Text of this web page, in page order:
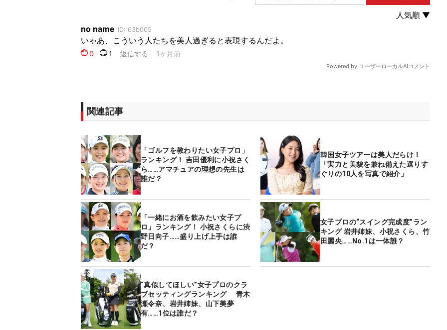
関連記事
「ゴルフを教わりたい女子プロ」
ランキング！ 吉田優利に小祝さく
ら……アマチュアの理想の先生は
誰だ？
韓国女子ツアーは美人だらけ！
「実力と美貌を兼ね備えた選りす
ぐりの10人を写真で紹介」
「一緒にお酒を飲みたい女子プ
ロ」ランキング！ 小祝さくらに渋
野日向子……盛り上げ上手は誰
だ？
女子プロの“スイング完成度”ラン
キング 岩井姉妹、小祝さくら、竹
田麗央……No.1は一体誰？
“真似してほしい”女子プロのクラ
ブセッティングランキング 青木
瀬令奈、岩井姉妹、山下美夢
有……1位は誰だ？